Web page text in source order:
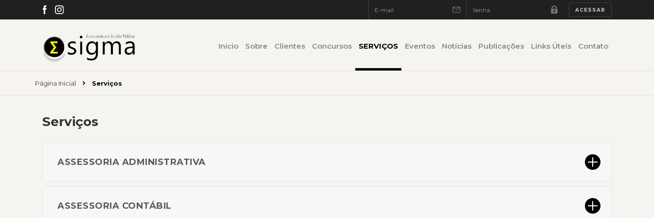
Início Sobre Clientes Concursos SERVIÇOS Eventos Notícias Publicações Links Úteis Contato
Página Inicial Serviços
Serviços
ASSESSORIA ADMINISTRATIVA
ASSESSORIA CONTÁBIL